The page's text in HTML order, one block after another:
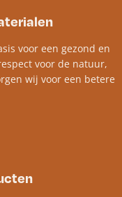
voor een gezond en
voor de natuur,
wij voor een betere